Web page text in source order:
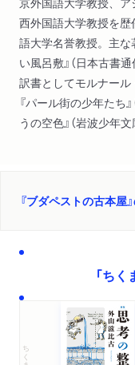
西外国語大学教授を
語大学名誉教授。主な
い風呂敷』（日本古書通
訳書としてモルナール
『パール街の少年たち
うの空色』（岩波少年文
『ブダペストの古本屋
「ち
ちくま文庫